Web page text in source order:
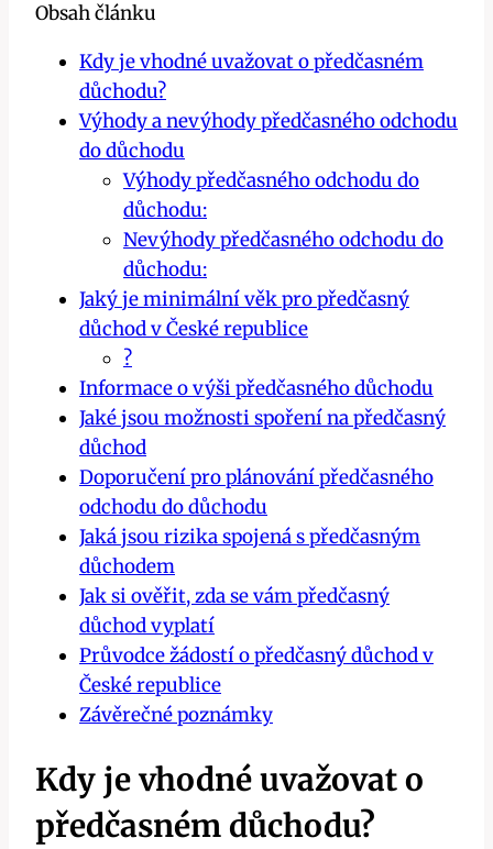
Obsah článku
Kdy je vhodné uvažovat o předčasném
důchodu?
Výhody a nevýhody předčasného odchodu
do důchodu
Výhody předčasného odchodu do
důchodu:
Nevýhody předčasného odchodu do
důchodu:
Jaký je minimální věk pro předčasný
důchod v České republice
?
Informace o výši předčasného důchodu
Jaké jsou možnosti spoření na předčasný
důchod
Doporučení pro plánování předčasného
odchodu do důchodu
Jaká jsou rizika spojená s předčasným
důchodem
Jak si ověřit, zda se vám předčasný
důchod vyplatí
Průvodce žádostí o předčasný důchod v
České republice
Závěrečné poznámky
Kdy je vhodné uvažovat o
předčasném důchodu?